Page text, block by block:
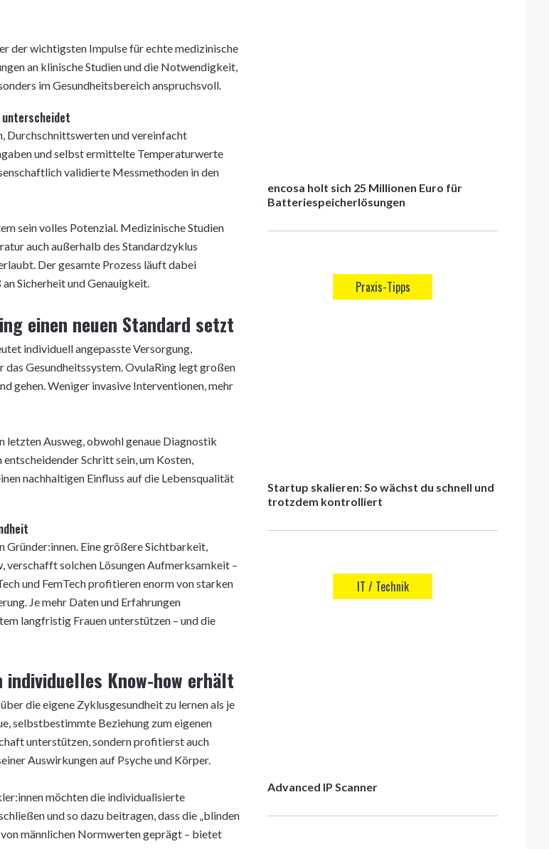
der wichtigsten Impulse für echte medizinische
an klinische Studien und die Notwendigkeit,
im Gesundheitsbereich anspruchsvoll.
unterscheidet
Durchschnittswerten und vereinfacht
und selbst ermittelte Temperaturwerte
validierte Messmethoden in den
sein volles Potenzial. Medizinische Studien
auch außerhalb des Standardzyklus
Der gesamte Prozess läuft dabei
Sicherheit und Genauigkeit.
einen neuen Standard setzt
individuell angepasste Versorgung,
Gesundheitssystem. OvulaRing legt großen
gehen. Weniger invasive Interventionen, mehr
letzten Ausweg, obwohl genaue Diagnostik
Schritt sein, um Kosten,
nachhaltigen Einfluss auf die Lebensqualität
Gründer:innen. Eine größere Sichtbarkeit,
verschafft solchen Lösungen Aufmerksamkeit –
und FemTech profitieren enorm von starken
Je mehr Daten und Erfahrungen
langfristig Frauen unterstützen – und die
individuelles Know-how erhält
die eigene Zyklusgesundheit zu lernen als je
selbstbestimmte Beziehung zum eigenen
unterstützen, sondern profitierst auch
Auswirkungen auf Psyche und Körper.
möchten die individualisierte
und so dazu beitragen, dass die „blinden
männlichen Normwerten geprägt – bietet
encosa holt sich 25 Millionen Euro für
Batteriespeicherlösungen
Praxis-Tipps
Startup skalieren: So wächst du schnell und
trotzdem kontrolliert
IT / Technik
Advanced IP Scanner